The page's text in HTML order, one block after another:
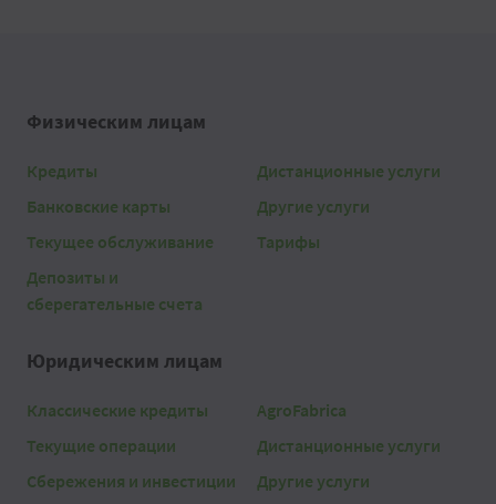
Физическим лицам
Кредиты
Банковские карты
Текущее обслуживание
Депозиты и
сберегательные счета
Дистанционные услуги
Другие услуги
Тарифы
Юридическим лицам
Классические кредиты
Текущие операции
Сбережения и инвестиции
AgroFabrica
Дистанционные услуги
Другие услуги